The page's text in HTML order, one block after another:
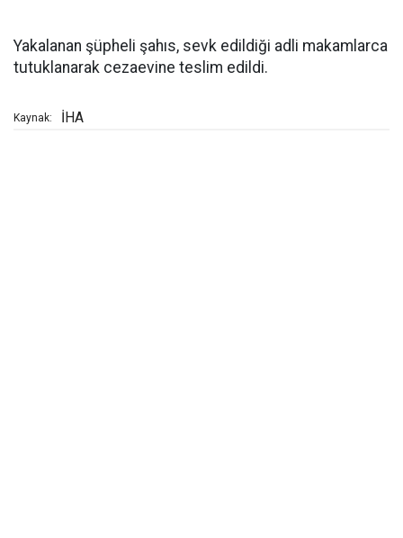
Yakalanan şüpheli şahıs, sevk edildiği adli makamlarca
tutuklanarak cezaevine teslim edildi.
Kaynak: İHA